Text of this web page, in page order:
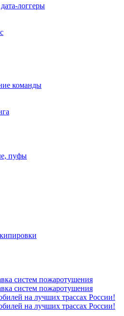
логгеры
команды
пуфы
систем пожаротушения
систем пожаротушения
на лучших трассах России!
на лучших трассах России!